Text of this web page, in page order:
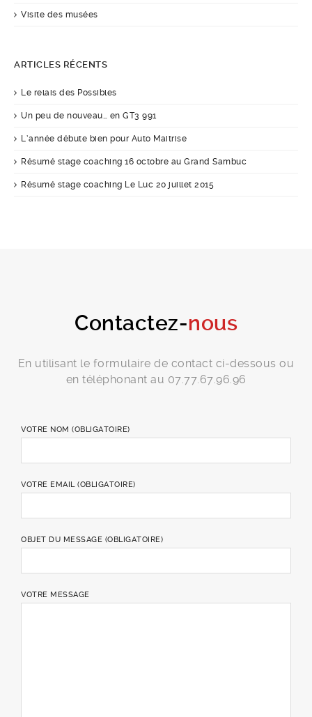
Visite des musées
ARTICLES RÉCENTS
Le relais des Possibles
Un peu de nouveau… en GT3 991
L’année débute bien pour Auto Maitrise
Résumé stage coaching 16 octobre au Grand Sambuc
Résumé stage coaching Le Luc 20 juillet 2015
Contactez-nous
En utilisant le formulaire de contact ci-dessous ou
en téléphonant au 07.77.67.96.96
VOTRE NOM (OBLIGATOIRE)
VOTRE EMAIL (OBLIGATOIRE)
OBJET DU MESSAGE (OBLIGATOIRE)
VOTRE MESSAGE